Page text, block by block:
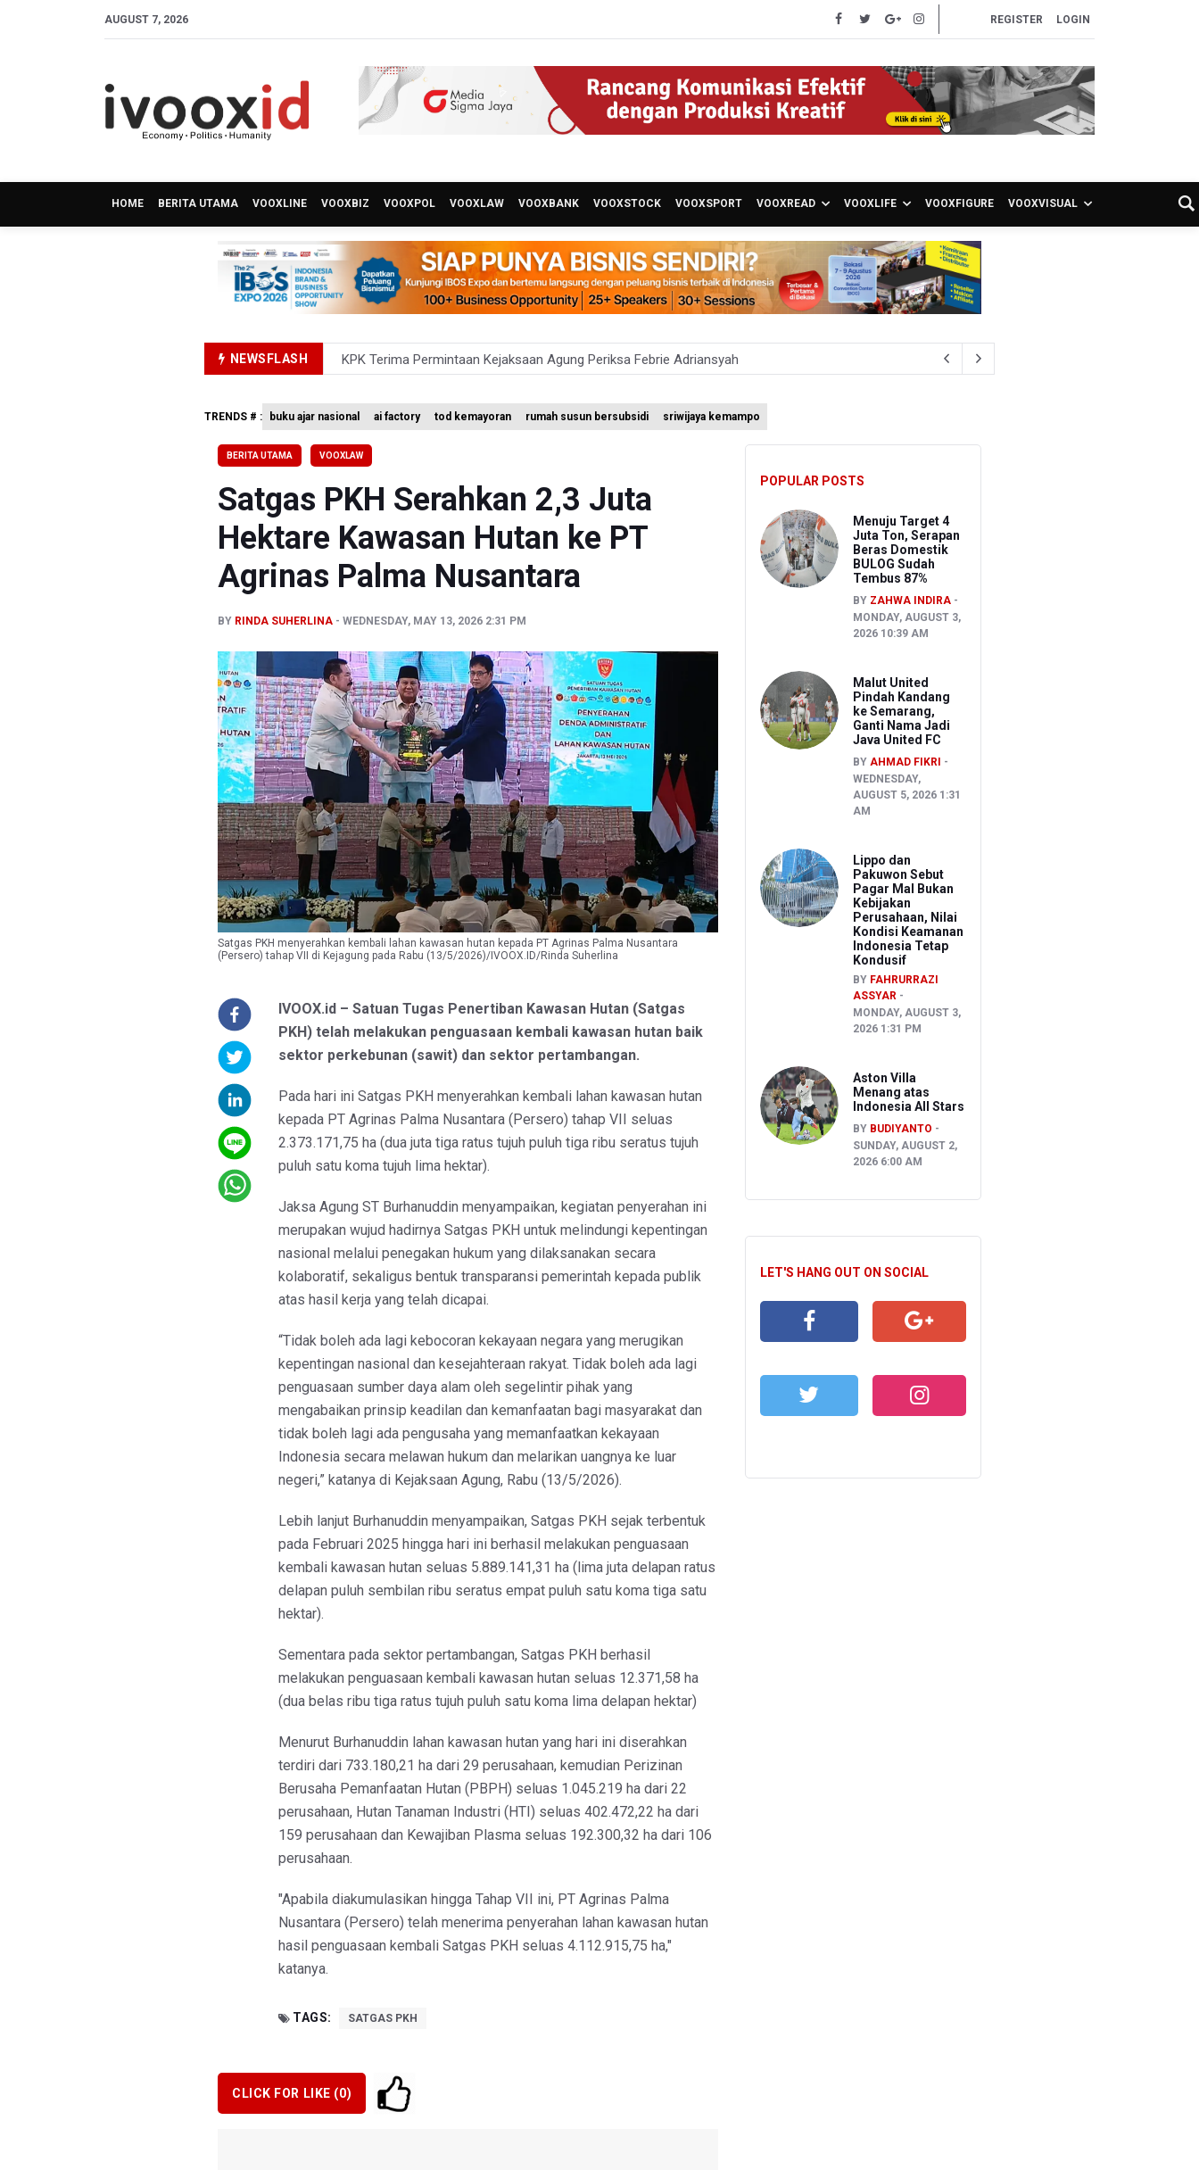
AUGUST 7, 2026 REGISTER LOGIN
HOME BERITA UTAMA VOOXLINE VOOXBIZ VOOXPOL VOOXLAW VOOXBANK VOOXSTOCK VOOXSPORT VOOXREAD VOOXLIFE VOOXFIGURE VOOXVISUAL
NEWSFLASH
KPK Terima Permintaan Kejaksaan Agung Periksa Febrie Adriansyah
Bank Indonesia Sebut Cadangan Devisa Akhir Juli Sebesar 145,3 Miliar Dolar AS
Penjelasan Kemenkes: Pasien BPJS Kesehatan Viral Tunggu 8 Jam karena HCU RSCM Terbatas
Terkait Temuan 995 Pucuk Senjata, Yayasan Sekolah: Tak Ada Ekskul Menembak
TRENDS # : buku ajar nasional ai factory tod kemayoran rumah susun bersubsidi sriwijaya kemampo
BERITA UTAMA VOOXLAW
Satgas PKH Serahkan 2,3 Juta
Hektare Kawasan Hutan ke PT
Agrinas Palma Nusantara
BY RINDA SUHERLINA WEDNESDAY, MAY 13, 2026 2:31 PM
Satgas PKH menyerahkan kembali lahan kawasan hutan kepada PT Agrinas Palma Nusantara
(Persero) tahap VII di Kejagung pada Rabu (13/5/2026)/IVOOX.ID/Rinda Suherlina
IVOOX.id – Satuan Tugas Penertiban Kawasan Hutan (Satgas
PKH) telah melakukan penguasaan kembali kawasan hutan baik
sektor perkebunan (sawit) dan sektor pertambangan.
Pada hari ini Satgas PKH menyerahkan kembali lahan kawasan hutan
kepada PT Agrinas Palma Nusantara (Persero) tahap VII seluas
2.373.171,75 ha (dua juta tiga ratus tujuh puluh tiga ribu seratus tujuh
puluh satu koma tujuh lima hektar).
Jaksa Agung ST Burhanuddin menyampaikan, kegiatan penyerahan ini
merupakan wujud hadirnya Satgas PKH untuk melindungi kepentingan
nasional melalui penegakan hukum yang dilaksanakan secara
kolaboratif, sekaligus bentuk transparansi pemerintah kepada publik
atas hasil kerja yang telah dicapai.
“Tidak boleh ada lagi kebocoran kekayaan negara yang merugikan
kepentingan nasional dan kesejahteraan rakyat. Tidak boleh ada lagi
penguasaan sumber daya alam oleh segelintir pihak yang
mengabaikan prinsip keadilan dan kemanfaatan bagi masyarakat dan
tidak boleh lagi ada pengusaha yang memanfaatkan kekayaan
Indonesia secara melawan hukum dan melarikan uangnya ke luar
negeri,” katanya di Kejaksaan Agung, Rabu (13/5/2026).
Lebih lanjut Burhanuddin menyampaikan, Satgas PKH sejak terbentuk
pada Februari 2025 hingga hari ini berhasil melakukan penguasaan
kembali kawasan hutan seluas 5.889.141,31 ha (lima juta delapan ratus
delapan puluh sembilan ribu seratus empat puluh satu koma tiga satu
hektar).
Sementara pada sektor pertambangan, Satgas PKH berhasil
melakukan penguasaan kembali kawasan hutan seluas 12.371,58 ha
(dua belas ribu tiga ratus tujuh puluh satu koma lima delapan hektar)
Menurut Burhanuddin lahan kawasan hutan yang hari ini diserahkan
terdiri dari 733.180,21 ha dari 29 perusahaan, kemudian Perizinan
Berusaha Pemanfaatan Hutan (PBPH) seluas 1.045.219 ha dari 22
perusahaan, Hutan Tanaman Industri (HTI) seluas 402.472,22 ha dari
159 perusahaan dan Kewajiban Plasma seluas 192.300,32 ha dari 106
perusahaan.
"Apabila diakumulasikan hingga Tahap VII ini, PT Agrinas Palma
Nusantara (Persero) telah menerima penyerahan lahan kawasan hutan
hasil penguasaan kembali Satgas PKH seluas 4.112.915,75 ha,"
katanya.
TAGS: SATGAS PKH
CLICK FOR LIKE (0)
POPULAR POSTS
Menuju Target 4
Juta Ton, Serapan
Beras Domestik
BULOG Sudah
Tembus 87%
BY ZAHWA INDIRA
MONDAY, AUGUST 3,
2026 10:39 AM
Malut United
Pindah Kandang
ke Semarang,
Ganti Nama Jadi
Java United FC
BY AHMAD FIKRI
WEDNESDAY,
AUGUST 5, 2026 1:31
AM
Lippo dan
Pakuwon Sebut
Pagar Mal Bukan
Kebijakan
Perusahaan, Nilai
Kondisi Keamanan
Indonesia Tetap
Kondusif
BY FAHRURRAZI
ASSYAR
MONDAY, AUGUST 3,
2026 1:31 PM
Aston Villa
Menang atas
Indonesia All Stars
BY BUDIYANTO
SUNDAY, AUGUST 2,
2026 6:00 AM
LET'S HANG OUT ON SOCIAL